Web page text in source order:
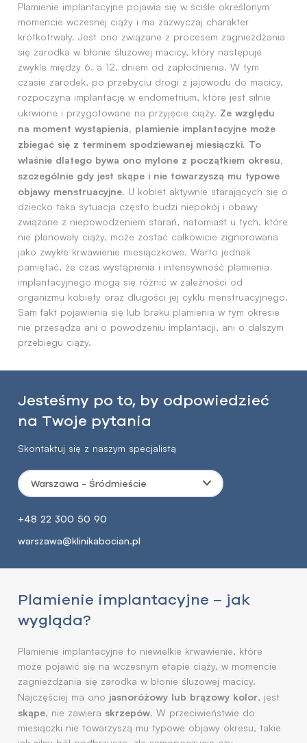
Plamienie implantacyjne pojawia się w ściśle określonym
momencie wczesnej ciąży i ma zazwyczaj charakter
krótkotrwały. Jest ono związane z procesem zagnieżdżania
się zarodka w błonie śluzowej macicy, który następuje
zwykle między 6. a 12. dniem od zapłodnienia. W tym
czasie zarodek, po przebyciu drogi z jajowodu do macicy,
rozpoczyna implantację w endometrium, które jest silnie
ukrwione i przygotowane na przyjęcie ciąży. Ze względu
na moment wystąpienia, plamienie implantacyjne może
zbiegać się z terminem spodziewanej miesiączki. To
właśnie dlatego bywa ono mylone z początkiem okresu,
szczególnie gdy jest skąpe i nie towarzyszą mu typowe
objawy menstruacyjne. U kobiet aktywnie starających się o
dziecko taka sytuacja często budzi niepokój i obawy
związane z niepowodzeniem starań, natomiast u tych, które
nie planowały ciąży, może zostać całkowicie zignorowana
jako zwykłe krwawienie miesiączkowe. Warto jednak
pamiętać, że czas wystąpienia i intensywność plamienia
implantacyjnego mogą się różnić w zależności od
organizmu kobiety oraz długości jej cyklu menstruacyjnego.
Sam fakt pojawienia się lub braku plamienia w tym okresie
nie przesądza ani o powodzeniu implantacji, ani o dalszym
przebiegu ciąży.
Jesteśmy po to, by odpowiedzieć
na Twoje pytania
Skontaktuj się z naszym specjalistą
Warszawa - Śródmieście
+48 22 300 50 90
warszawa@klinikabocian.pl
Plamienie implantacyjne – jak
wygląda?
Plamienie implantacyjne to niewielkie krwawienie, które
może pojawić się na wczesnym etapie ciąży, w momencie
zagnieżdżania się zarodka w błonie śluzowej macicy.
Najczęściej ma ono jasnoróżowy lub brązowy kolor, jest
skąpe, nie zawiera skrzepów. W przeciwieństwie do
miesiączki nie towarzyszą mu typowe objawy okresu, takie